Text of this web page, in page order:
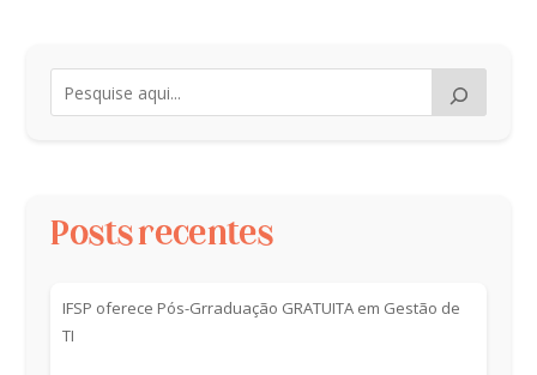
Posts recentes
IFSP oferece Pós-Grraduação GRATUITA em Gestão de
TI